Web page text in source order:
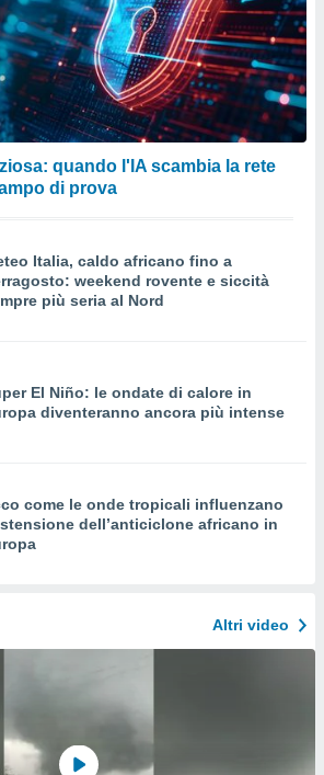
quando l'IA scambia la rete
di prova
Italia, caldo africano fino a
weekend rovente e siccità
più seria al Nord
El Niño: le ondate di calore in
diventeranno ancora più intense
come le onde tropicali influenzano
dell’anticiclone africano in
Altri video